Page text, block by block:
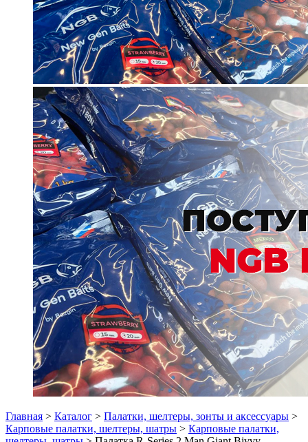
Главная > Каталог > Палатки, шелтеры, зонты и аксессуары >
Карповые палатки, шелтеры, шатры > Карповые палатки,